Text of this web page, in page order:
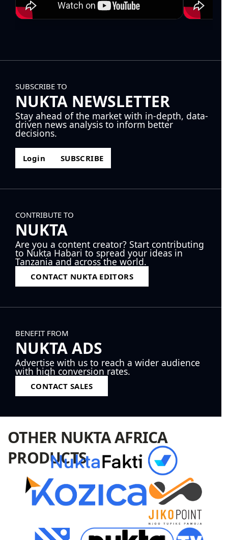
SUBSCRIBE TO
NUKTA NEWSLETTER
Stay ahead of the market with in-depth, data-
driven news analysis to inform better
decisions.
Login SUBSCRIBE
CONTRIBUTE TO
NUKTA
Are you a content creator? Start contributing
to Nukta Habari to spread your ideas in
Tanzania and across the world.
CONTACT NUKTA EDITORS
BENEFIT FROM
NUKTA ADS
Advertise with us to reach a wider audience
with high conversion rates.
CONTACT SALES
OTHER NUKTA AFRICA
PRODUCTS